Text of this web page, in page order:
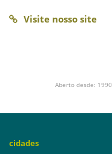
Visite nosso site
Aberto desde:
cidades